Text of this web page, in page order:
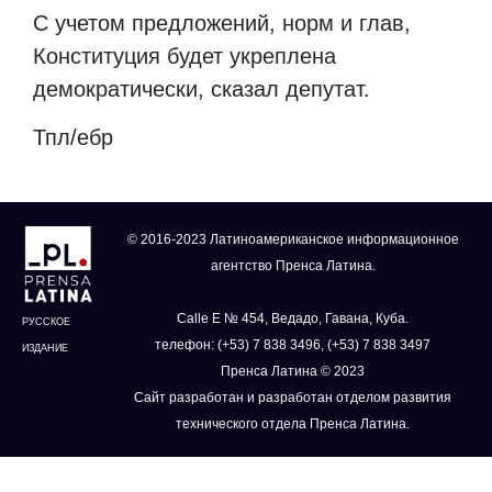
С учетом предложений, норм и глав,
Конституция будет укреплена
демократически, сказал депутат.
Тпл/ебр
РУССКОЕ
ИЗДАНИЕ
© 2016-2023 Латиноамериканское информационное
агентство Пренса Латина.
Calle E № 454, Ведадо, Гавана, Куба.
телефон: (+53) 7 838 3496, (+53) 7 838 3497
Пренса Латина © 2023
Сайт разработан и разработан отделом развития
технического отдела Пренса Латина.